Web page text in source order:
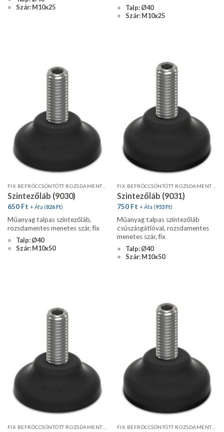
Szár: M10x25
Talp: Ø40
Szár: M10x25
FIX BEFRÖCCSÖNTÖTT ROZSDAMENTES MENETES SZÁR
Szintezőláb (9030)
650 Ft + Áfa (826Ft)
Műanyag talpas szintezőláb,
rozsdamentes menetes szár, fix
Talp: Ø40
Szár: M10x50
FIX BEFRÖCCSÖNTÖTT ROZSDAMENTES MENETES SZÁR
Szintezőláb (9031)
750 Ft + Áfa (953Ft)
Műanyag talpas szintezőláb
csúszásgátlóval, rozsdamentes
menetes szár, fix
Talp: Ø40
Szár: M10x50
FIX BEFRÖCCSÖNTÖTT ROZSDAMENTES MENETES SZÁR FIX BEFRÖCCSÖNTÖTT ROZSDAMENTES MENETES SZÁR